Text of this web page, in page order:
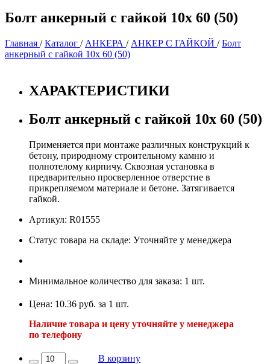
Болт анкерный с гайкой 10х 60 (50)
Главная /Каталог / АНКЕРА / АНКЕР С ГАЙКОЙ /Болт
анкерный с гайкой 10х 60 (50)
ХАРАКТЕРИСТИКИ
Болт анкерный с гайкой 10х 60 (50)
Применяется при монтаже различных конструкций к
бетону, природному строительному камню и
полнотелому кирпичу. Сквозная установка в
предварительно просверленное отверстие в
прикрепляемом материале и бетоне. Затягивается
гайкой.
Артикул: R01555
Статус товара на складе: Уточняйте у менеджера
Минимальное количество для заказа: 1 шт.
Цена: 10.36 руб. за 1 шт.
Наличие товара и цену уточняйте у менеджера
по телефону
В корзину